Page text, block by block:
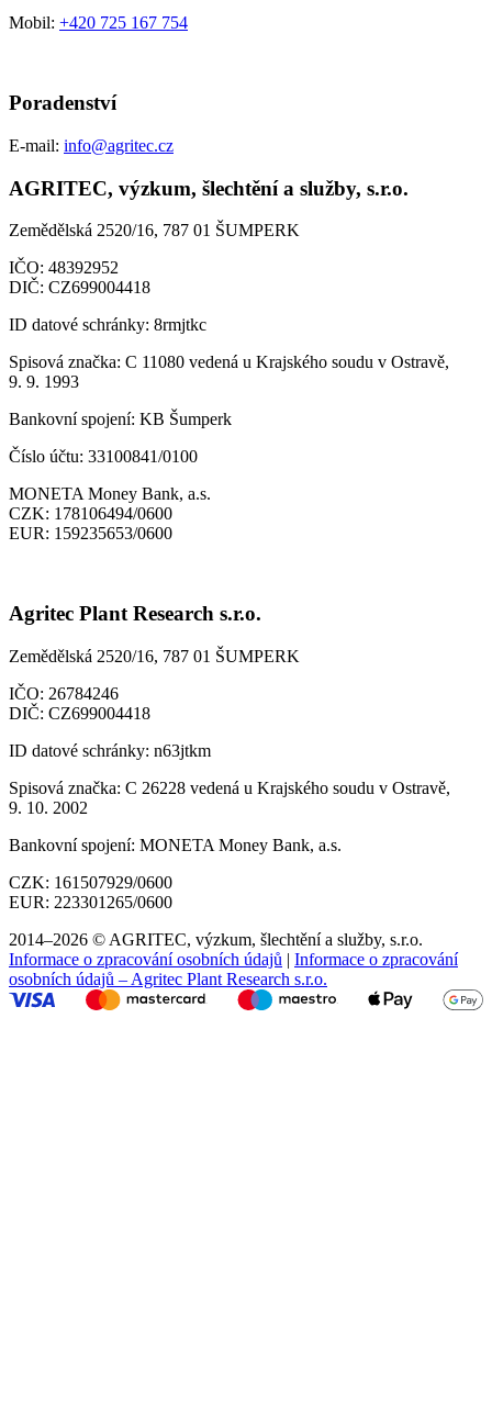
Mobil: +420 725 167 754
Poradenství
E-mail: info@agritec.cz
AGRITEC, výzkum, šlechtění a služby, s.r.o.
Zemědělská 2520/16, 787 01 ŠUMPERK
IČO: 48392952
DIČ: CZ699004418
ID datové schránky: 8rmjtkc
Spisová značka: C 11080 vedená u Krajského soudu v Ostravě,
9. 9. 1993
Bankovní spojení: KB Šumperk
Číslo účtu: 33100841/0100
MONETA Money Bank, a.s.
CZK: 178106494/0600
EUR: 159235653/0600
Agritec Plant Research s.r.o.
Zemědělská 2520/16, 787 01 ŠUMPERK
IČO: 26784246
DIČ: CZ699004418
ID datové schránky: n63jtkm
Spisová značka: C 26228 vedená u Krajského soudu v Ostravě,
9. 10. 2002
Bankovní spojení: MONETA Money Bank, a.s.
CZK: 161507929/0600
EUR: 223301265/0600
2014–2026 © AGRITEC, výzkum, šlechtění a služby, s.r.o.
Informace o zpracování osobních údajů | Informace o zpracování
osobních údajů – Agritec Plant Research s.r.o.